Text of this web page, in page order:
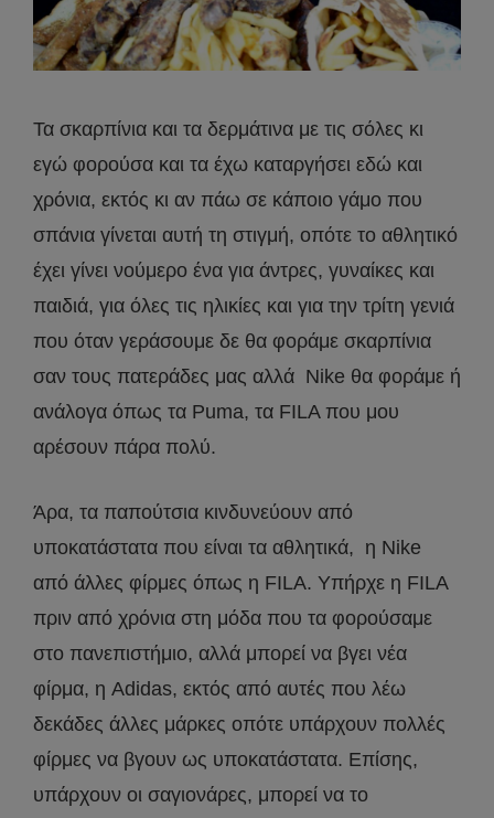
Τα σκαρπίνια και τα δερμάτινα με τις σόλες κι
εγώ φορούσα και τα έχω καταργήσει εδώ και
χρόνια, εκτός κι αν πάω σε κάποιο γάμο που
σπάνια γίνεται αυτή τη στιγμή, οπότε το αθλητικό
έχει γίνει νούμερο ένα για άντρες, γυναίκες και
παιδιά, για όλες τις ηλικίες και για την τρίτη γενιά
που όταν γεράσουμε δε θα φοράμε σκαρπίνια
σαν τους πατεράδες μας αλλά Nike θα φοράμε ή
ανάλογα όπως τα Puma, τα FILA που μου
αρέσουν πάρα πολύ.
Άρα, τα παπούτσια κινδυνεύουν από
υποκατάστατα που είναι τα αθλητικά, η Nike
από άλλες φίρμες όπως η FILA. Υπήρχε η FILA
πριν από χρόνια στη μόδα που τα φορούσαμε
στο πανεπιστήμιο, αλλά μπορεί να βγει νέα
φίρμα, η Adidas, εκτός από αυτές που λέω
δεκάδες άλλες μάρκες οπότε υπάρχουν πολλές
φίρμες να βγουν ως υποκατάστατα. Επίσης,
υπάρχουν οι σαγιονάρες, μπορεί να το